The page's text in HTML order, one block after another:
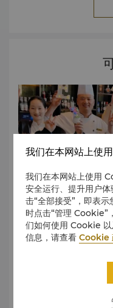
2016年度最佳奢华酒店奖 - 携
magazine 欲了解更多详情或其他媒体垂询，请联络酒店市场
传媒总监： 孔超
曲阜香格里拉一直希
人，带动员工一起
我们在本网站上使
我们在本网站上使用
安全运行、提升用户
击“全部接受”，即表
时点击“管理 Cookie”
们如何使用 Cookie
信息，请查看Cookie